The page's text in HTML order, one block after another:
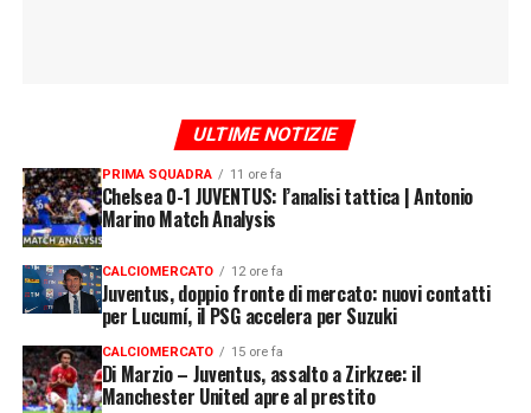
ULTIME NOTIZIE
PRIMA SQUADRA 11 ore fa
Chelsea 0-1 JUVENTUS: l’analisi tattica | Antonio
Marino Match Analysis
CALCIOMERCATO 12 ore fa
Juventus, doppio fronte di mercato: nuovi contatti
per Lucumí, il PSG accelera per Suzuki
CALCIOMERCATO 15 ore fa
Di Marzio – Juventus, assalto a Zirkzee: il
Manchester United apre al prestito